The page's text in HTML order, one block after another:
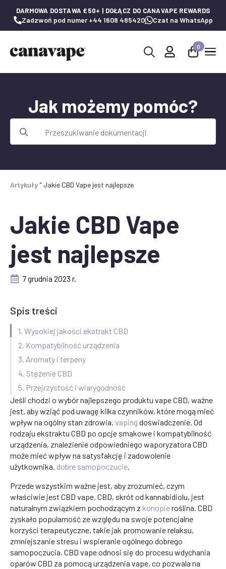
DARMOWA DOSTAWA £50+ | DOŁĄCZ DO CANAVAPE REWARDS
Zadzwoń pod numer +44 1608 485420 Czat na WhatsApp
0
Jak możemy pomóc?
Artykuły " Jakie CBD Vape jest najlepsze
Jakie CBD Vape
jest najlepsze
7 grudnia 2023 r.
Jeśli chodzi o wybór najlepszego produktu vape CBD, ważne
jest, aby wziąć pod uwagę kilka czynników, które mogą mieć
wpływ na ogólny stan zdrowia. vaping doświadczenie. Od
rodzaju ekstraktu CBD po opcje smakowe i kompatybilność
urządzenia, znalezienie odpowiedniego waporyzatora CBD
może mieć wpływ na satysfakcję i zadowolenie
użytkownika. dobre samopoczucie.
Przede wszystkim ważne jest, aby zrozumieć, czym
właściwie jest CBD vape. CBD, skrót od kannabidiolu, jest
naturalnym związkiem pochodzącym z konopieroślina. CBD
zyskało popularność ze względu na swoje potencjalne
korzyści terapeutyczne, takie jak promowanie relaksu,
zmniejszanie stresu i wspieranie ogólnego dobrego
samopoczucia. CBD vape odnosi się do procesu wdychania
oparów CBD za pomocą urządzenia vape, co pozwala na
Spis treści
1. Wysokiej jakości ekstrakt CBD
2. Kompatybilność urządzenia
3. Aromaty i terpeny
4. Stężenie CBD
5. Przejrzystość i wiarygodność